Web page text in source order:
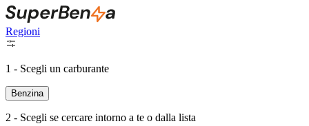
Regioni
1 - Scegli un carburante
Benzina
2 - Scegli se cercare intorno a te o dalla lista